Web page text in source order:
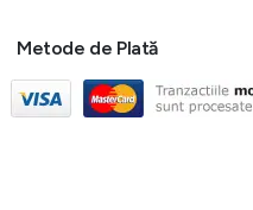
Metode de Plată